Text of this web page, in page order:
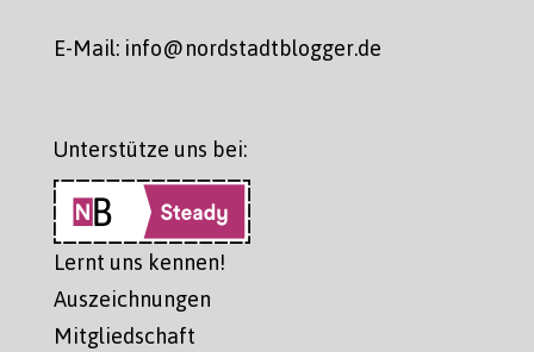
E-Mail: info@nordstadtblogger.de
Unterstütze uns bei:
Lernt uns kennen!
Auszeichnungen
Mitgliedschaft